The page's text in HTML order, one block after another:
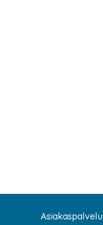
Asiakaspalvelu